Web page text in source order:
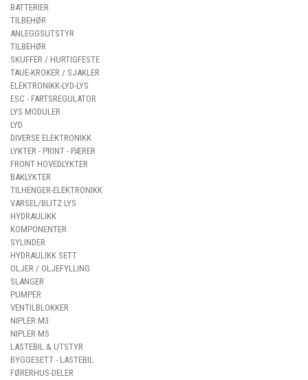
BATTERIER
TILBEHØR
ANLEGGSUTSTYR
TILBEHØR
SKUFFER / HURTIGFESTE
TAUE-KROKER / SJAKLER
ELEKTRONIKK-LYD-LYS
ESC - FARTSREGULATOR
LYS MODULER
LYD
DIVERSE ELEKTRONIKK
LYKTER - PRINT - PÆRER
FRONT HOVEDLYKTER
BAKLYKTER
TILHENGER-ELEKTRONIKK
VARSEL/BLITZ LYS
HYDRAULIKK
KOMPONENTER
SYLINDER
HYDRAULIKK SETT
OLJER / OLJEFYLLING
SLANGER
PUMPER
VENTILBLOKKER
NIPLER M3
NIPLER M5
LASTEBIL & UTSTYR
BYGGESETT - LASTEBIL
FØRERHUS-DELER